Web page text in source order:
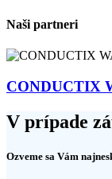
Naši partneri
CONDUCTIX
V prípade
Ozveme sa Vám